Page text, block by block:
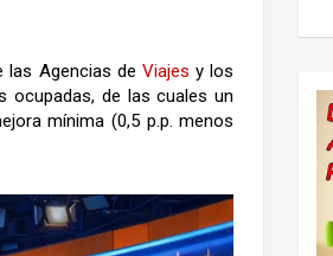
Agencias de Viajes y los
ocupadas, de las cuales un
mínima (0,5 p.p. menos